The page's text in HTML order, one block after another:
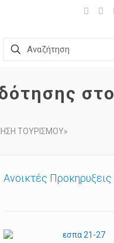
στο
ΤΟΥΡΙΣΜΟΥ»
Ανοικτές Προκηρυξεις